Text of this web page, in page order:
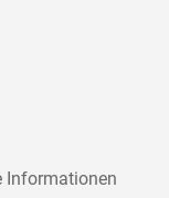
Informationen